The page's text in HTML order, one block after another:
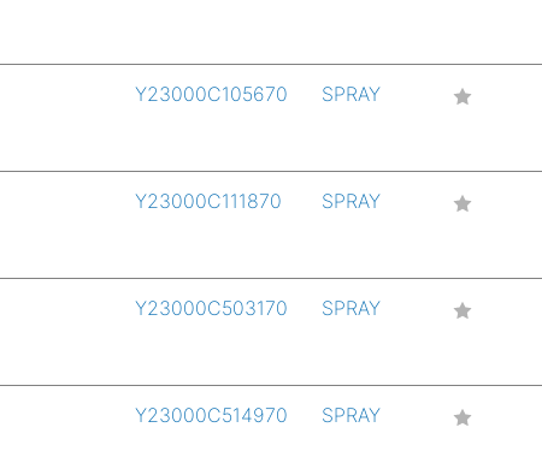
Y23000C105670 SPRAY
Y23000C111870 SPRAY
Y23000C503170 SPRAY
Y23000C514970 SPRAY